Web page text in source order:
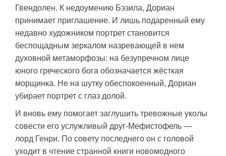
Гвендолен. К недоумению Бэзила, Дориан
принимает приглашение. И лишь подаренный ему
недавно художником портрет становится
беспощадным зеркалом назревающей в нем
духовной метаморфозы: на безупречном лице
юного греческого бога обозначается жёсткая
морщинка. Не на шутку обеспокоенный, Дориан
убирает портрет с глаз долой.
И вновь ему помогает заглушить тревожные уколы
совести его услужливый друг-Мефистофель —
лорд Генри. По совету последнего он с головой
уходит в чтение странной книги новомодного